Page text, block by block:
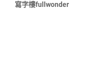
寫字樓fullwonder